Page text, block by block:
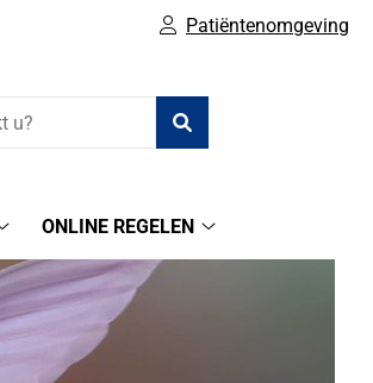
Patiëntenomgeving
submenu
ONLINE REGELEN